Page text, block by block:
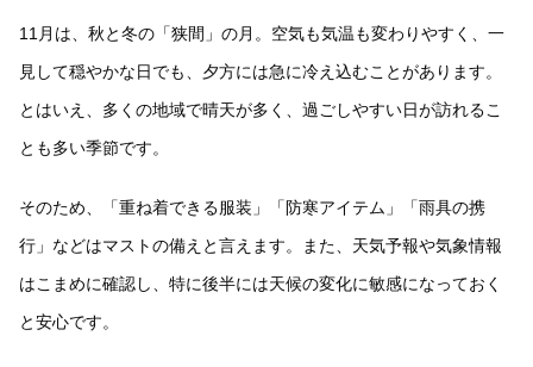
11月は、秋と冬の「狭間」の月。空気も気温も変わりやすく、一
見して穏やかな日でも、夕方には急に冷え込むことがあります。
とはいえ、多くの地域で晴天が多く、過ごしやすい日が訪れるこ
とも多い季節です。
そのため、「重ね着できる服装」「防寒アイテム」「雨具の携
行」などはマストの備えと言えます。また、天気予報や気象情報
はこまめに確認し、特に後半には天候の変化に敏感になっておく
と安心です。